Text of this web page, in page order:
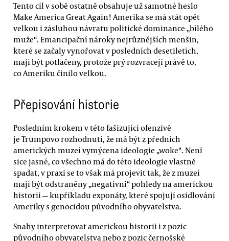
Tento cíl v sobě ostatně obsahuje už samotné heslo
Make America Great Again! Amerika se má stát opět
velkou i zásluhou návratu politické dominance „bílého
muže“. Emancipační nároky nejrůznějších menšin,
které se začaly vynořovat v posledních desetiletích,
mají být potlačeny, protože prý rozvracejí právě to,
co Ameriku činilo velkou.
Přepisování historie
Posledním krokem v této fašizující ofenzivě
je Trumpovo rozhodnutí, že má být z předních
amerických muzeí vymýcena ideologie „woke“. Není
sice jasné, co všechno má do této ideologie vlastně
spadat, v praxi se to však má projevit tak, že z muzeí
mají být odstraněny „negativní“ pohledy na americkou
historii — kupříkladu exponáty, které spojují osidlování
Ameriky s genocidou původního obyvatelstva.
Snahy interpretovat americkou historii i z pozic
původního obyvatelstva nebo z pozic černošské